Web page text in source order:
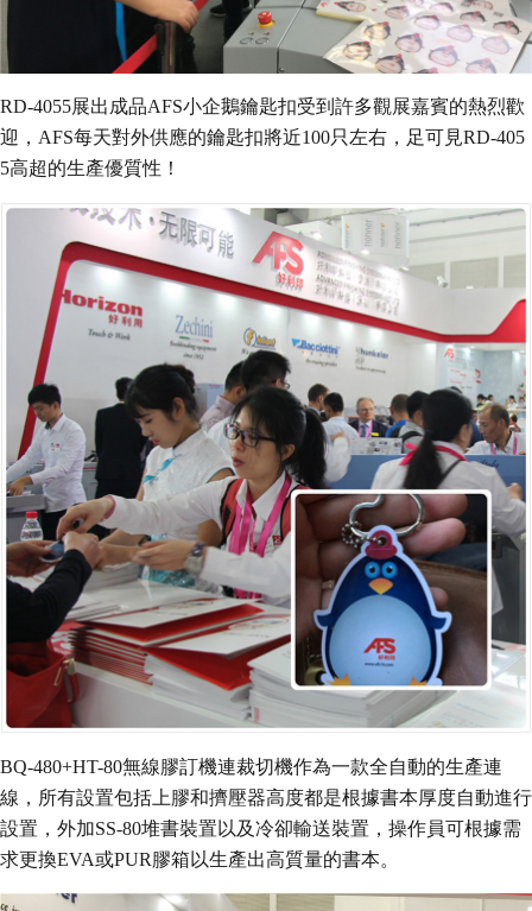
RD-4055展出成品AFS小企鵝鑰匙扣受到許多觀展嘉賓的熱烈歡
迎，AFS每天對外供應的鑰匙扣將近100只左右，足可見RD-405
5高超的生產優質性！
BQ-480+HT-80無線膠訂機連裁切機作為一款全自動的生產連
線，所有設置包括上膠和擠壓器高度都是根據書本厚度自動進行
設置，外加SS-80堆書裝置以及冷卻輸送裝置，操作員可根據需
求更換EVA或PUR膠箱以生產出高質量的書本。